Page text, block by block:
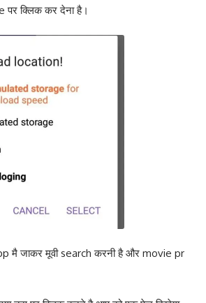
क्लिक कर देना है।
मै जाकर मूवी search करनी है और movie pr